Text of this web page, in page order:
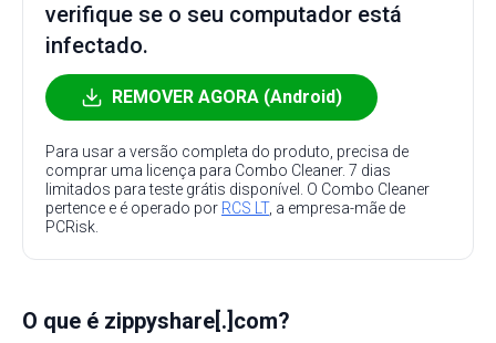
verifique se o seu computador está
infectado.
REMOVER AGORA (Android)
Para usar a versão completa do produto, precisa de
comprar uma licença para Combo Cleaner. 7 dias
limitados para teste grátis disponível. O Combo Cleaner
pertence e é operado por RCS LT, a empresa-mãe de
PCRisk.
O que é zippyshare[.]com?